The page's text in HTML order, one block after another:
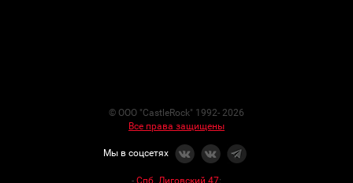
© ООО "CastleRock" 1992- 2026
Все права защищены
Мы в соцсетях
- Спб. Лиговский 47: